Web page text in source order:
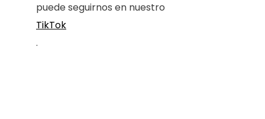
puede seguirnos en nuestro
TikTok
.